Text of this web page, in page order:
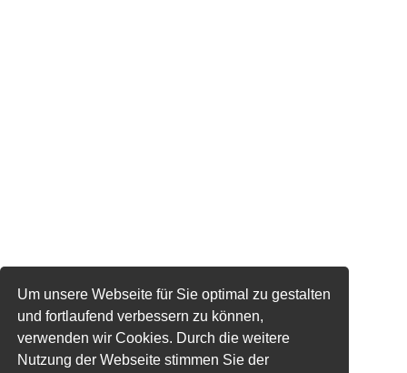
Um unsere Webseite für Sie optimal zu gestalten
und fortlaufend verbessern zu können,
verwenden wir Cookies. Durch die weitere
Nutzung der Webseite stimmen Sie der